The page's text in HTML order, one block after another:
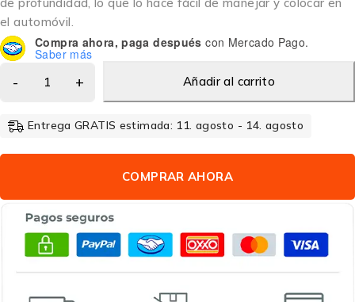
el automóvil.
Compra ahora, paga después con Mercado Pago.
Saber más
Añadir al carrito
Entrega GRATIS estimada: 11. agosto - 14. agosto
COMPRAR AHORA